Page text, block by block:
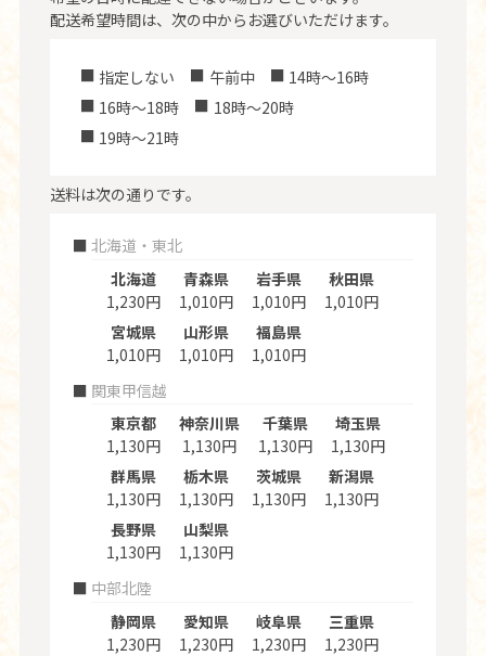
配送希望時間は、次の中からお選びいただけます。
指定しない 午前中
14時～16時
16時～18時
18時～20時
19時～21時
送料は次の通りです。
北海道・東北
北海道
1,230円
青森県
1,010円
岩手県
1,010円
秋田県
1,010円
宮城県
1,010円
山形県
1,010円
福島県
1,010円
関東甲信越
東京都
1,130円
神奈川県
1,130円
千葉県
1,130円
埼玉県
1,130円
群馬県
1,130円
栃木県
1,130円
茨城県
1,130円
新潟県
1,130円
長野県
1,130円
山梨県
1,130円
中部北陸
静岡県
1,230円
愛知県
1,230円
岐阜県
1,230円
三重県
1,230円